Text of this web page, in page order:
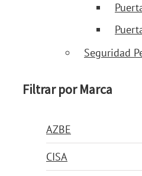
Seguridad
Filtrar por Marca
AZBE
CISA